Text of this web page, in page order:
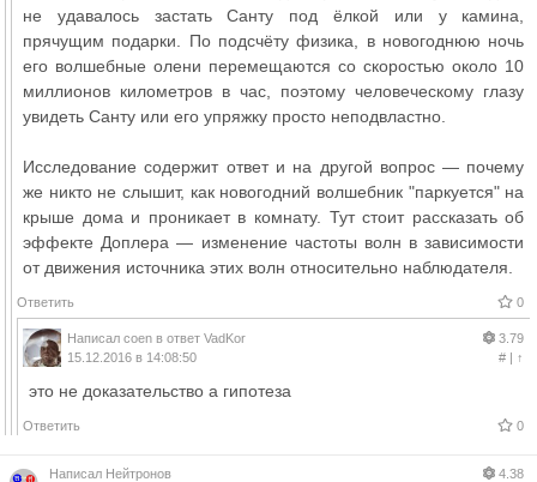
не удавалось застать Санту под ёлкой или у камина,
прячущим подарки. По подсчёту физика, в новогоднюю ночь
его волшебные олени перемещаются со скоростью около 10
миллионов километров в час, поэтому человеческому глазу
увидеть Санту или его упряжку просто неподвластно.
Исследование содержит ответ и на другой вопрос — почему
же никто не слышит, как новогодний волшебник "паркуется" на
крыше дома и проникает в комнату. Тут стоит рассказать об
эффекте Доплера — изменение частоты волн в зависимости
от движения источника этих волн относительно наблюдателя.
Ответить 0
Написал coen в ответ VadKor
15.12.2016 в 14:08:50
3.79
#| ↑
это не доказательство а гипотеза
Ответить 0
Написал Нейтронов
4.38